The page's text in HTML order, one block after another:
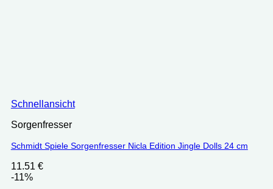
Schnellansicht
Sorgenfresser
Schmidt Spiele Sorgenfresser Nicla Edition Jingle Dolls 24 cm
11.51 €
-11%